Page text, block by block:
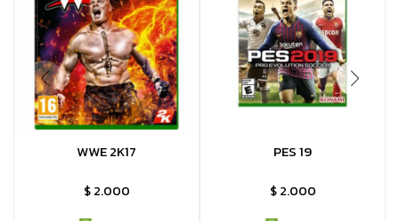
WWE 2K17
$ 2.000
PES 19
$ 2.000